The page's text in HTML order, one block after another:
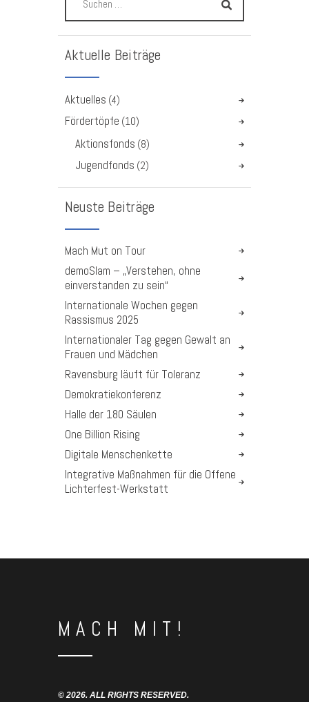
Aktuelle Beiträge
Aktuelles (4)
Fördertöpfe (10)
Aktionsfonds (8)
Jugendfonds (2)
Neuste Beiträge
Mach Mut on Tour
demoSlam – „Verstehen, ohne
einverstanden zu sein“
Internationale Wochen gegen
Rassismus 2025
Internationaler Tag gegen Gewalt an
Frauen und Mädchen
Ravensburg läuft für Toleranz
Demokratiekonferenz
Halle der 180 Säulen
One Billion Rising
Digitale Menschenkette
Integrative Maßnahmen für die Offene
Lichterfest-Werkstatt
MACH MIT!
© 2026. ALL RIGHTS RESERVED.